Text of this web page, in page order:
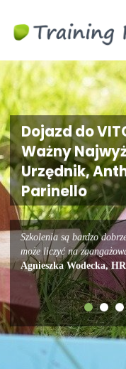
Dojazd do
Ważny
Urzędnik,
Parinello
Szkolenia są bardzo
może liczyć na
Agnieszka Wodecka,